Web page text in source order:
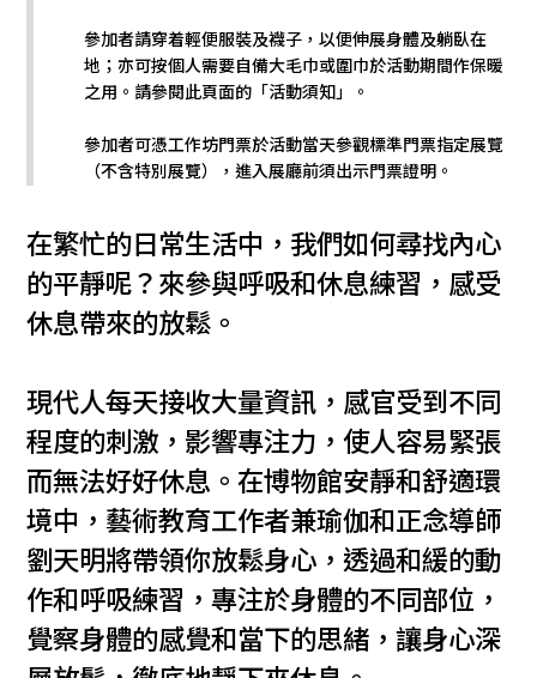
參加者請穿着輕便服裝及襪子，以便伸展身體及躺臥在
地；亦可按個人需要自備大毛巾或圍巾於活動期間作保暖
之用。請參閱此頁面的「活動須知」。
參加者可憑工作坊門票於活動當天參觀標準門票指定展覽
（不含特別展覽），進入展廳前須出示門票證明。
在繁忙的日常生活中，我們如何尋找內心
的平靜呢？來參與呼吸和休息練習，感受
休息帶來的放鬆。
現代人每天接收大量資訊，感官受到不同
程度的刺激，影響專注力，使人容易緊張
而無法好好休息。在博物館安靜和舒適環
境中，藝術教育工作者兼瑜伽和正念導師
劉天明將帶領你放鬆身心，透過和緩的動
作和呼吸練習，專注於身體的不同部位，
覺察身體的感覺和當下的思緒，讓身心深